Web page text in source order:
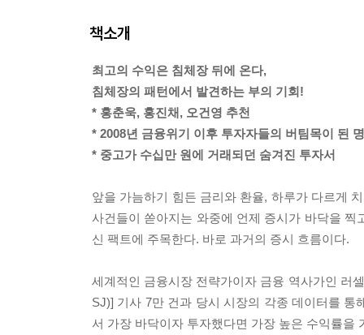
책소개
최고의 수익은 침체장 뒤에 온다,
침체장의 패턴에서 발견하는 부의 기회!
* 홍춘욱, 홍진채, 오건영 추천
* 2008년 금융위기 이후 투자자들의 버팀목이 된
* 중고가 수십만 원에 거래되던 숨겨진 투자서
앞을 가늠하기 힘든 금리와 환율, 하루가 다르게
사건들이 쏟아지는 와중에 언제 증시가 바닥을
신 팩트에 주목한다. 바로 과거의 증시 흐름이다.
세계적인 금융시장 전략가이자 금융 역사가인 러
SJ)] 기사 7만 건과 당시 시장의 각종 데이터를 통
서 가장 바닥이자 투자했다면 가장 높은 수익률을